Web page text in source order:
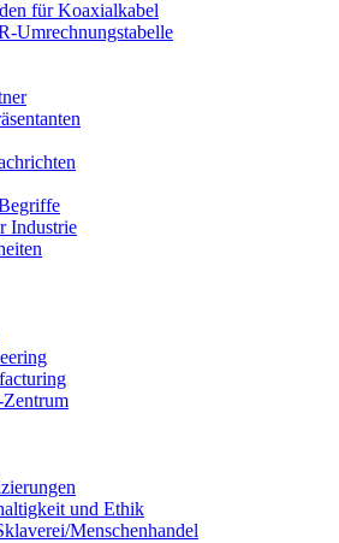
für Koaxialkabel
Umrechnungstabelle
Industrie
und Ethik
Menschenhandel